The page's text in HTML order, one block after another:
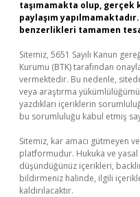
taşımamakta olup, gerçek
paylaşım
benzerlikleri tamamen
Sitemiz, 5651 Sayılı Kanun
Kurumu (BTK) tarafından
vermektedir. Bu nedenle,
veya araştırma
yazdıkları içeriklerin
bu sorumluluğu kabul etmiş
Sitemiz, kar amacı gütmeyen
platformudur. Hukuka ve yasal
düşündüğünüz içerikleri,
bildirmeniz halinde, ilgili
kaldırılacaktır.